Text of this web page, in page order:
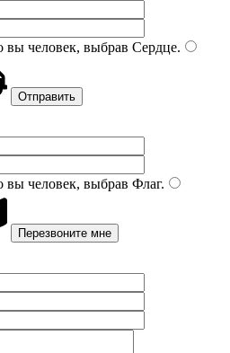
вы человек, выбрав Сердце.
вы человек, выбрав Флаг.